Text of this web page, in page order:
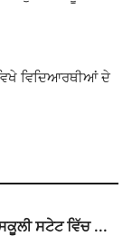
ਵਿਦਿਆਰਥੀਆਂ ਦੇ
ਸਟੇਟ ਵਿੱਚ ...